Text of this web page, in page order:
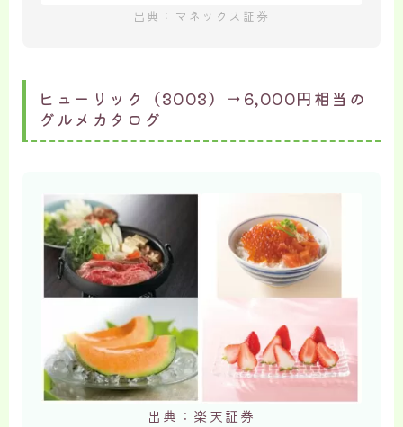
出典：マネックス証券
ヒューリック（3003）→6,000円相当の
グルメカタログ
出典：楽天証券